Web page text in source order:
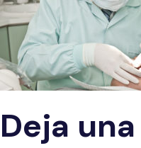
Deja